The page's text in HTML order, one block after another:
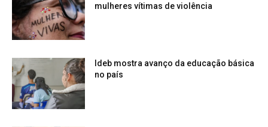
mulheres vítimas de violência
Ideb mostra avanço da educação básica
no país